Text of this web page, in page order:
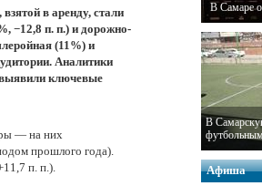
в аренду, стали
−12,8 п. п.) и дорожно-
(11%) и
Аналитики
выявили ключевые
— на них
прошлого года).
п. п.).
В Самаре
В
Афиша